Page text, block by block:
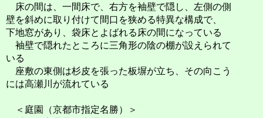
床の間は、一間床で、右方を袖壁で隠し、左側の側
壁を斜めに取り付けて間口を狭める特異な構成で、
下地窓があり、袋床とよばれる床の間になっている
袖壁で隠れたところに三角形の陰の棚が設えられて
いる
座敷の東側は杉皮を張った板塀が立ち、その向こう
には高瀬川が流れている
＜庭園（京都市指定名勝）＞